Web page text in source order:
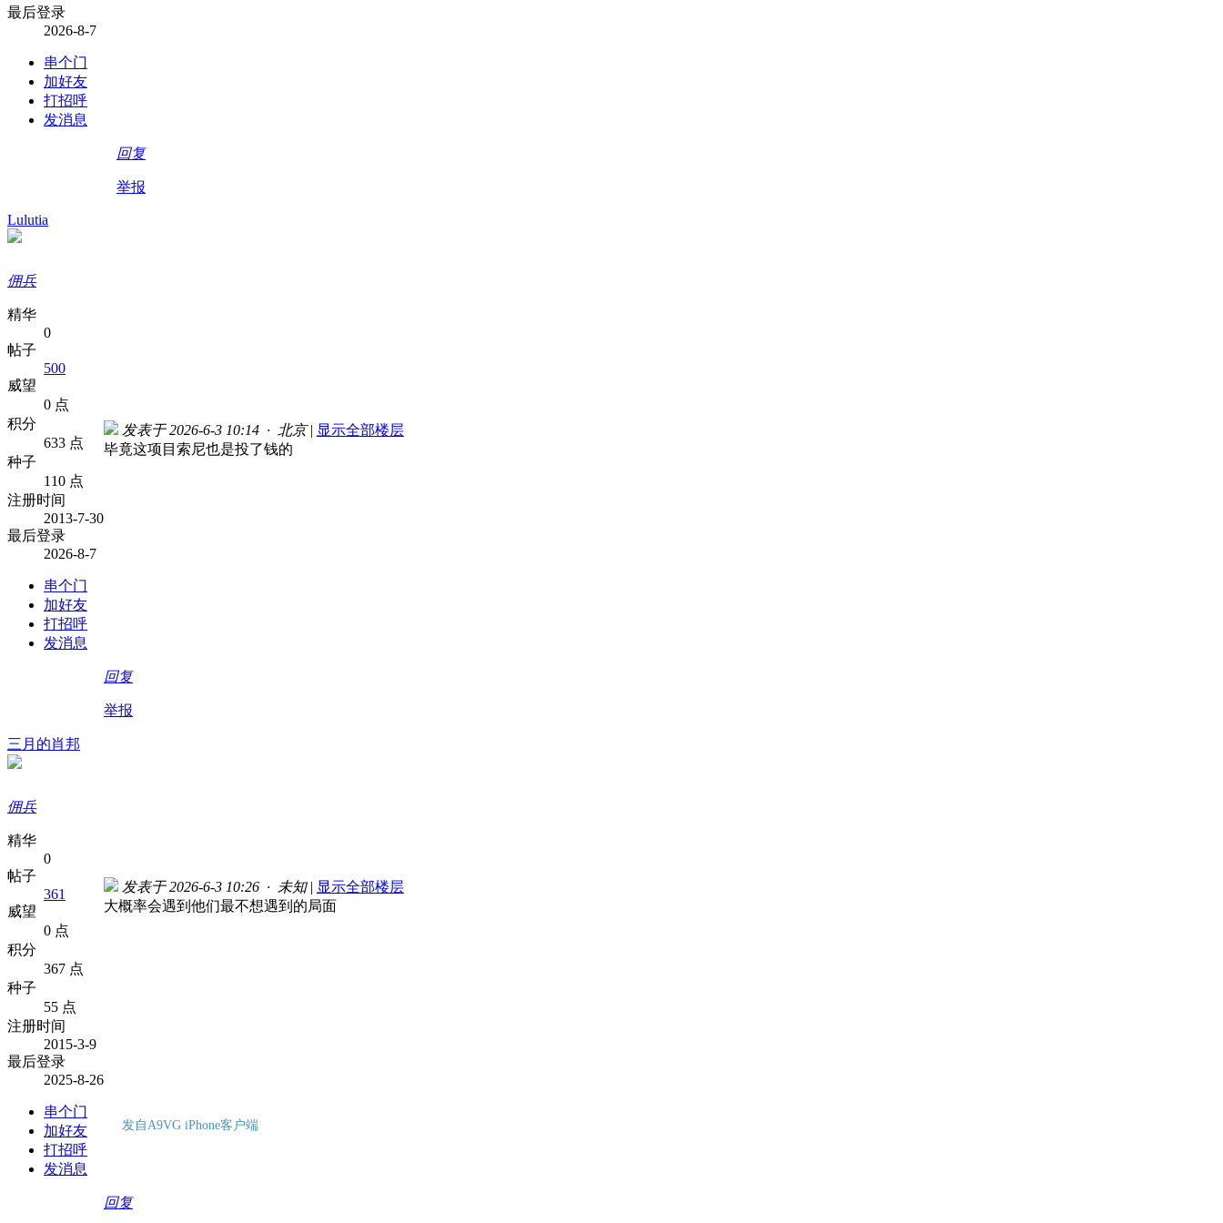
最后登录
2026-8-7
串个门
加好友
打招呼
发消息
回复
举报
Lulutia
佣兵
精华
0
帖子
500
威望
0 点
积分
633 点
种子
110 点
注册时间
2013-7-30
最后登录
2026-8-7
串个门
加好友
打招呼
发消息
发表于 2026-6-3 10:14 · 北京 | 显示全部楼层
毕竟这项目索尼也是投了钱的
回复
举报
三月的肖邦
佣兵
精华
0
帖子
361
威望
0 点
积分
367 点
种子
55 点
注册时间
2015-3-9
最后登录
2025-8-26
串个门
加好友
打招呼
发消息
发表于 2026-6-3 10:26 · 未知 | 显示全部楼层
大概率会遇到他们最不想遇到的局面
发自A9VG iPhone客户端
回复